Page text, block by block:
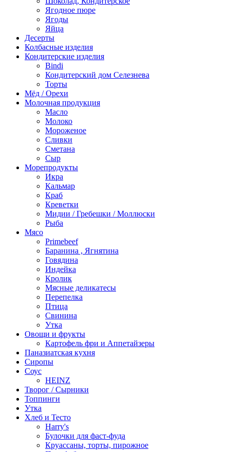
Ягодное пюре
Ягоды
Яйца
Десерты
Колбасные изделия
Кондитерские изделия
Bindi
Кондитерский дом Селезнева
Торты
Мёд / Орехи
Молочная продукция
Масло
Молоко
Мороженое
Сливки
Сметана
Сыр
Морепродукты
Икра
Кальмар
Краб
Креветки
Мидии / Гребешки / Моллюски
Рыба
Мясо
Primebeef
Баранина , Ягнятина
Говядина
Индейка
Кролик
Мясные деликатесы
Перепелка
Птица
Свинина
Утка
Овощи и фрукты
Картофель фри и Аппетайзеры
Паназиатская кухня​
Сиропы
Соус
HEINZ
Творог / Сырники
Топпинги
Утка
Хлеб и Тесто
Harry's
Булочки для фаст-фуда
Круассаны, торты, пирожное